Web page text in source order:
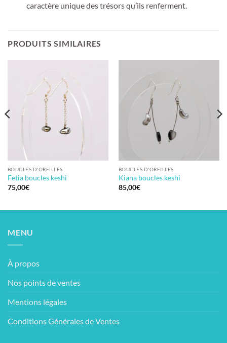
caractère unique des trésors qu’ils renferment.
PRODUITS SIMILAIRES
BOUCLES D'OREILLES
Fetia boucles keshi
75,00€
BOUCLES D'OREILLES
Kiana boucles keshi
85,00€
MENU
À propos
Nos points de ventes
Mentions légales
Conditions Générales de Ventes